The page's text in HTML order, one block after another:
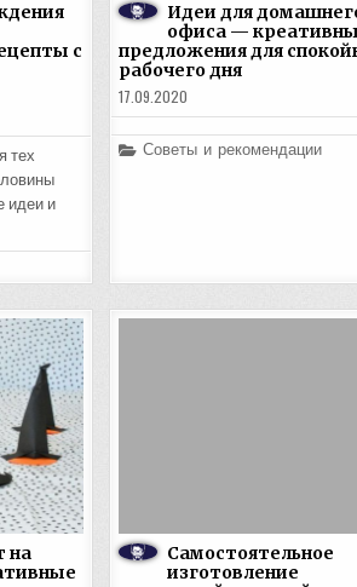
с
тех
идеи и
Идеи для
офиса —
предложения для
рабочего дня
17.09.2020
Posted
Советы и рекомендации
на
Самостоятельное
изготовление